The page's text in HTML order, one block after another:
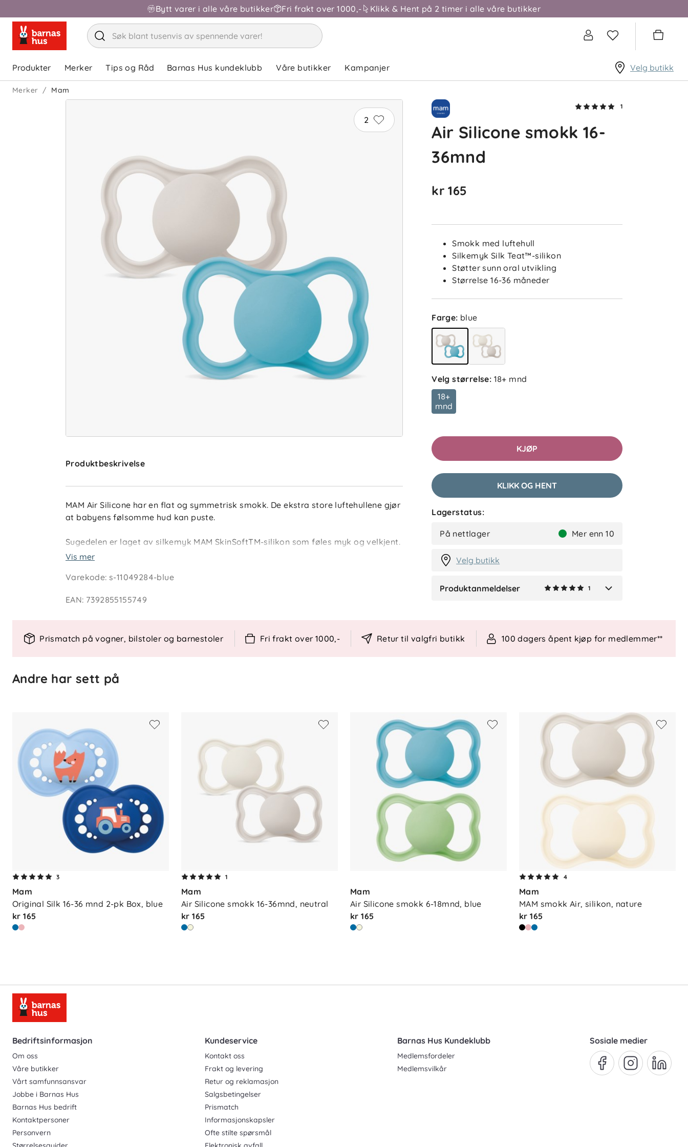
Bytt varer i alle våre butikker Fri frakt over 1000,- Klikk & Hent på 2 timer i alle våre butikker
Produkter Merker Tips og Råd Barnas Hus kundeklubb Våre butikker Kampanjer Velg butikk
Merker Mam
2
Produktbeskrivelse
MAM Air Silicone har en flat og symmetrisk smokk. De ekstra store luftehullene gjør
at babyens følsomme hud kan puste.
Sugedelen er laget av silkemyk MAM SkinSoftTM-silikon som føles myk og velkjent.
Smokken leveres i en praktisk oppbevarings- og steriliseringsboks som gjør det
er laget av biosirkulære materialer, sertifisert av ISCC PLUS etter
MAM Silk Teat™-silikon
Vis mer
Varekode:s-11049284-blue
EAN: 7392855155749
1
Air Silicone smokk 16-
36mnd
kr 165
Smokk med luftehull
Silkemyk Silk Teat™-silikon
Støtter sunn oral utvikling
Størrelse 16-36 måneder
Farge: blue
Velg størrelse: 18+ mnd
18+
mnd
KJØP
KLIKK OG HENT
Lagerstatus:
På nettlager Mer enn 10
Velg butikk
Produktanmeldelser 1
basert på 1 anmeldelse1
Anmeldelser (1)
Filtrer etter
MB
Prismatch på vogner, bilstoler og barnestoler Fri frakt over 1000,- Retur til valgfri butikk 100 dagers åpent kjøp for medlemmer**
Andre har sett på
3
Mam
Original Silk 16-36 mnd 2-pk Box, blue
kr 165
1
Mam
Air Silicone smokk 16-36mnd, neutral
kr 165
Mam
Air Silicone smokk 6-18mnd, blue
kr 165
4
Mam
MAM smokk Air, silikon, nature
kr 165
Bedriftsinformasjon
Om oss
Våre butikker
Vårt samfunnsansvar
Jobbe i Barnas Hus
Barnas Hus bedrift
Kontaktpersoner
Personvern
Kundeservice
Kontakt oss
Frakt og levering
Retur og reklamasjon
Salgsbetingelser
Prismatch
Informasjonskapsler
Ofte stilte spørsmål
Barnas Hus Kundeklubb
Medlemsfordeler
Medlemsvilkår
Sosiale medier